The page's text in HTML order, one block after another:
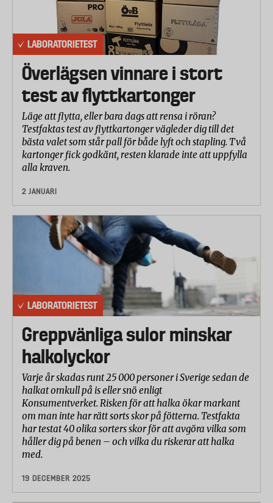
LABORATORIETEST
Överlägsen vinnare i stort
test av flyttkartonger
Läge att flytta, eller bara dags att rensa i röran?
Testfaktas test av flyttkartonger vägleder dig till det
bästa valet som står pall för både lyft och stapling. Två
kartonger fick godkänt, resten klarade inte att uppfylla
alla kraven.
2 JANUARI
LABORATORIETEST
Greppvänliga sulor minskar
halkolyckor
Varje år skadas runt 25 000 personer i Sverige sedan de
halkat omkull på is eller snö enligt
Konsumentverket. Risken för att halka ökar markant
om man inte har rätt sorts skor på fötterna. Testfakta
har testat 40 olika sorters skor för att avgöra vilka som
håller dig på benen – och vilka du riskerar att halka
med.
19 DECEMBER 2025